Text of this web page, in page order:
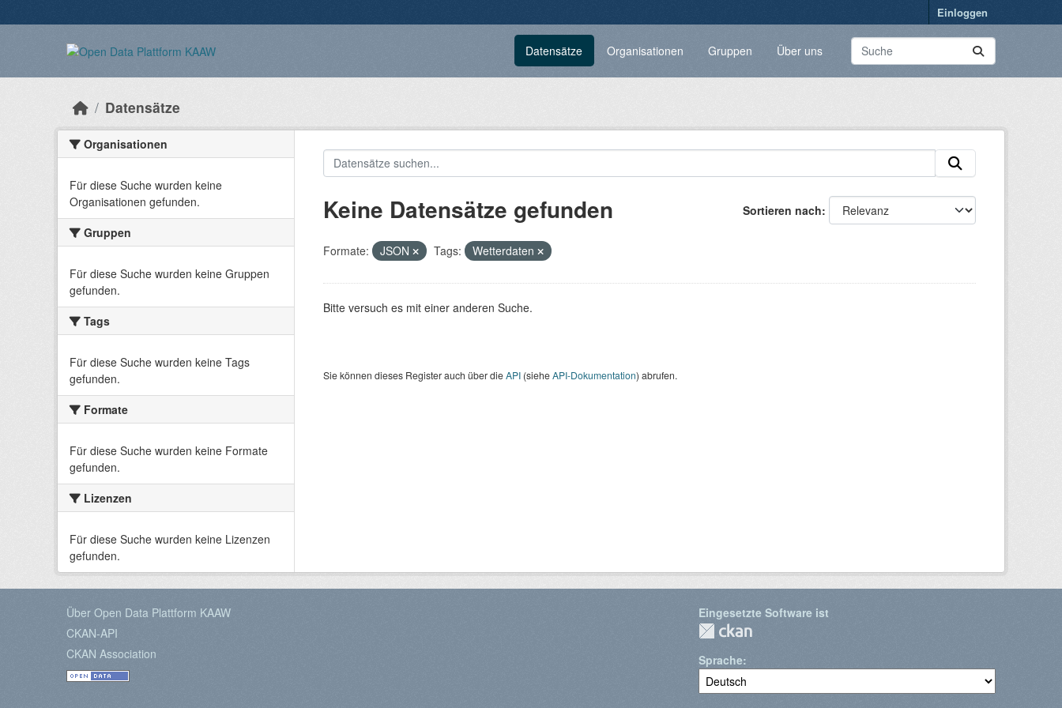
Einloggen
Datensätze Organisationen Gruppen Über uns
Datensätze
Organisationen
Für diese Suche wurden keine
Organisationen gefunden.
Gruppen
Für diese Suche wurden keine Gruppen
gefunden.
Tags
Für diese Suche wurden keine Tags
gefunden.
Formate
Für diese Suche wurden keine Formate
gefunden.
Lizenzen
Für diese Suche wurden keine Lizenzen
gefunden.
Sortieren nach
Keine Datensätze gefunden
Formate: JSON Tags: Wetterdaten
Bitte versuch es mit einer anderen Suche.
Sie können dieses Register auch über dieAPI(sieheAPI-Dokumentation) abrufen.
Über Open Data Plattform KAAW
CKAN-API
CKAN Association
Eingesetzte Software ist
Sprache